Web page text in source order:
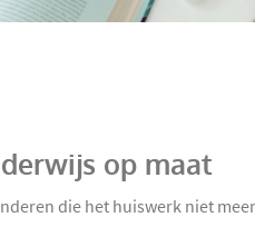
op maat
die het huiswerk niet